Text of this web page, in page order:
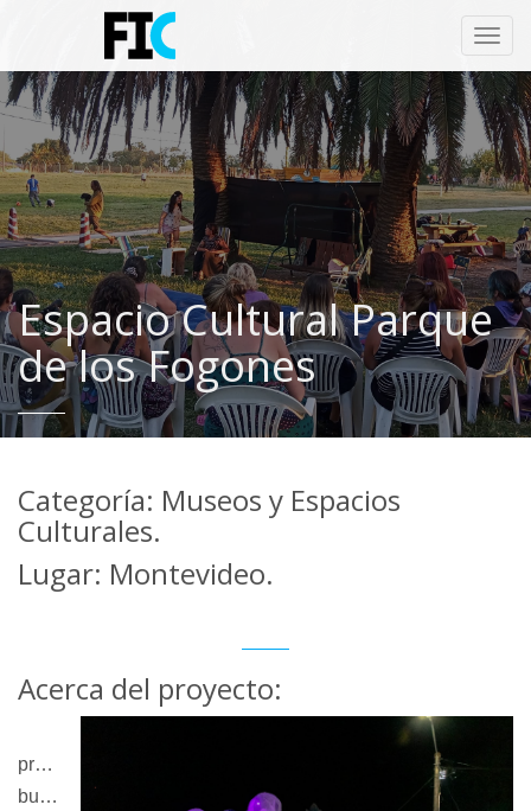
Espacio Cultural Parque
de los Fogones
Categoría: Museos y Espacios
Culturales.
Lugar: Montevideo.
Acerca del proyecto:
proyecto
busca